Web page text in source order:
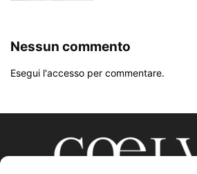
Nessun commento
Esegui l'accesso per commentare.